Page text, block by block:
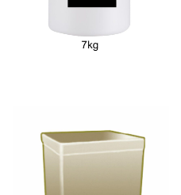
экспорту, на
которого можно
положиться.